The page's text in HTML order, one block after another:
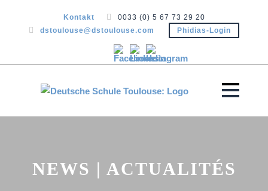
Kontakt
0033 (0) 5 67 73 29 20
dstoulouse@dstoulouse.com
Phidias-Login
NEWS | ACTUALITÉS